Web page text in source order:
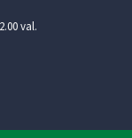
val.